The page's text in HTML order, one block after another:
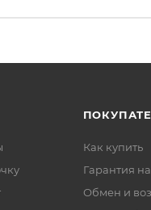
Как купить
Гарантия
Обмен и